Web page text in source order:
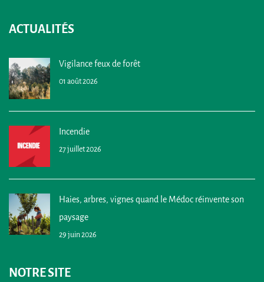
ACTUALITÉS
Vigilance feux de forêt
01 août 2026
Incendie
27 juillet 2026
Haies, arbres, vignes quand le Médoc réinvente son
paysage
29 juin 2026
NOTRE SITE